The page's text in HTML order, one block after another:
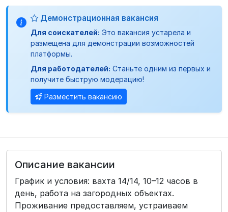
Демонстрационная вакансия
Для соискателей: Это вакансия устарела и
размещена для демонстрации возможностей
платформы.
Для работодателей: Станьте одним из первых и
получите быструю модерацию!
Разместить вакансию
Описание вакансии
График и условия: вахта 14/14, 10–12 часов в
день, работа на загородных объектах.
Проживание предоставляем, устраиваем